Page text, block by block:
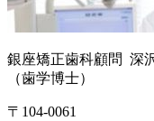
銀座矯正歯科顧問 深
（歯学博士）
〒104-0061